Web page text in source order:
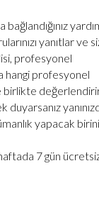
yanıtlar ve
profesyonel
hangi profesyonel
birlikte
yapacak birini
7 gün